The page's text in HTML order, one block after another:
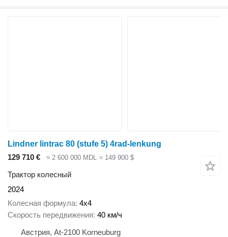
Lindner lintrac 80 (stufe 5) 4rad-lenkung
129 710 €
≈ 2 600 000 MDL ≈ 149 900 $
Трактор колесный
2024
Колесная формула 4x4
Скорость передвижения 40 км/ч
Австрия, At-2100 Korneuburg